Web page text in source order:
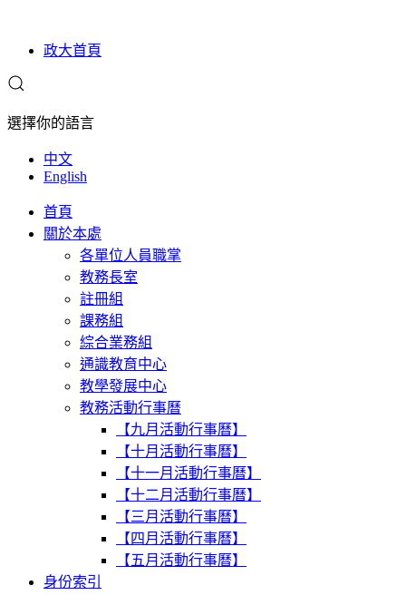
政大首頁
選擇你的語言
中文
English
首頁
關於本處
各單位人員職掌
教務長室
註冊組
課務組
綜合業務組
通識教育中心
教學發展中心
教務活動行事曆
【九月活動行事曆】
【十月活動行事曆】
【十一月活動行事曆】
【十二月活動行事曆】
【三月活動行事曆】
【四月活動行事曆】
【五月活動行事曆】
身份索引